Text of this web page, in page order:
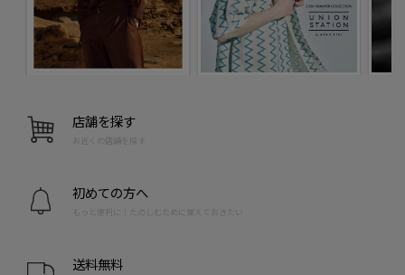
店舗を探す
お近くの店舗を探す
初めての方へ
もっと便利に！たのしむために覚えておきたい
送料無料